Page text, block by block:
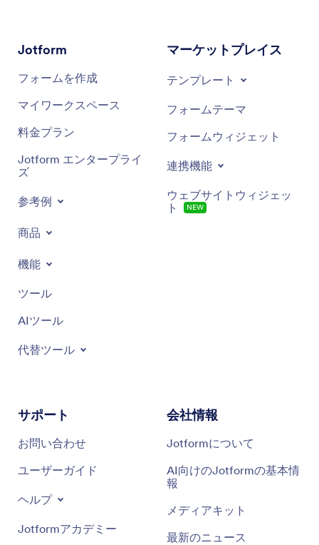
Jotform
フォームを作成
マイワークスペース
料金プラン
Jotform エンタープライ
ズ
参考例
商品
機能
ツール
AIツール
代替ツール
マーケットプレイス
テンプレート
フォームテーマ
フォームウィジェット
連携機能
ウェブサイトウィジェッ
ト
NEW
サポート
お問い合わせ
ユーザーガイド
ヘルプ
Jotformアカデミー
会社情報
Jotformについて
AI向けのJotformの基本情
報
メディアキット
最新のニュース